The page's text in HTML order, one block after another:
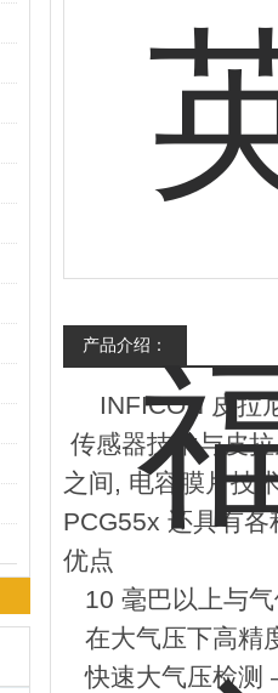
产品介绍：
INFICON 皮拉
传感器技术与皮
之间, 电容膜片技
PCG55x 还具有
优点
10 毫巴以上与
在大气压下高精
快速大气压检测